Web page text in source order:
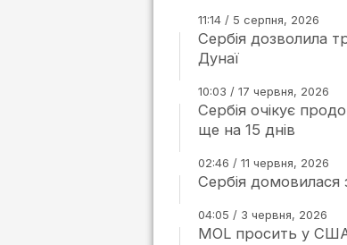
11:14 / 5 серпня, 2026
Сербія дозволила
Дунаї
10:03 / 17 червня, 2026
Сербія очікує
ще на 15 днів
02:46 / 11 червня, 2026
Сербія домовилася
04:05 / 3 червня, 2026
MOL просить у США